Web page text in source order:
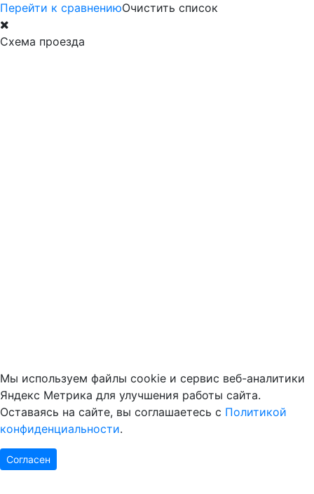
Перейти к сравнениюОчистить список
Схема проезда
Мы используем файлы cookie и сервис веб-аналитики
Яндекс Метрика для улучшения работы сайта.
Оставаясь на сайте, вы соглашаетесь с Политикой
конфиденциальности.
Согласен